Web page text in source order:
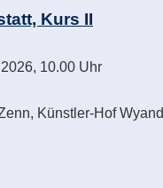
Kurs II
10.00 Uhr
Künstler-Hof Wyand